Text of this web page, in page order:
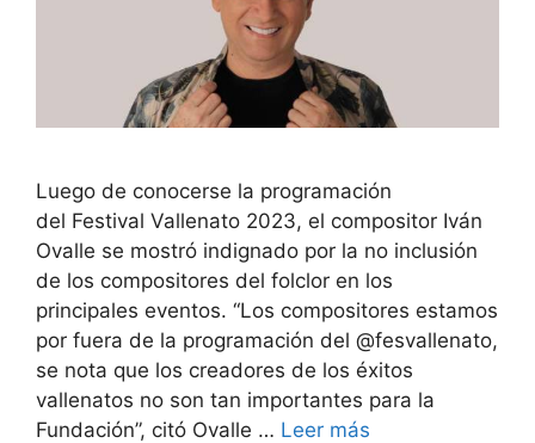
Luego de conocerse la programación
del Festival Vallenato 2023, el compositor Iván
Ovalle se mostró indignado por la no inclusión
de los compositores del folclor en los
principales eventos. “Los compositores estamos
por fuera de la programación del @fesvallenato,
se nota que los creadores de los éxitos
vallenatos no son tan importantes para la
Fundación”, citó Ovalle … Leer más